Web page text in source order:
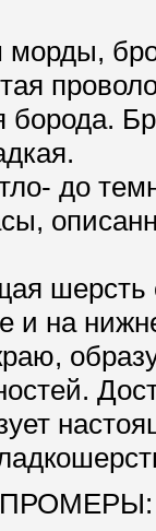
борода.
до
и на